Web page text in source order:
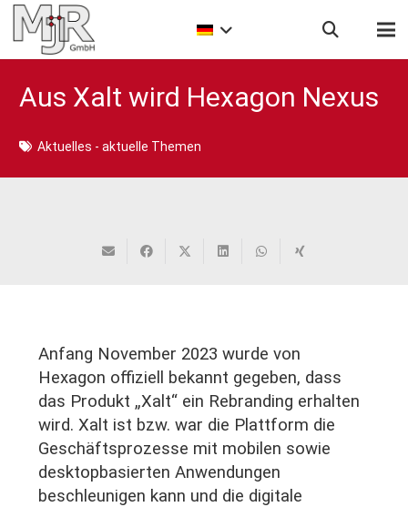
Aus Xalt wird Hexagon Nexus
Aktuelles - aktuelle Themen
Anfang November 2023 wurde von
Hexagon offiziell bekannt gegeben, dass
das Produkt „Xalt“ ein Rebranding erhalten
wird. Xalt ist bzw. war die Plattform die
Geschäftsprozesse mit mobilen sowie
desktopbasierten Anwendungen
beschleunigen kann und die digitale